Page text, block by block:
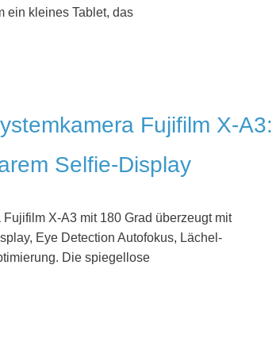
ein kleines Tablet, das
Fujifilm X-A3:
Selfie-Display
X-A3 mit 180 Grad überzeugt mit
Eye Detection Autofokus, Lächel-
Die spiegellose